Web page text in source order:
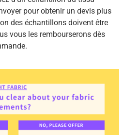
pour obtenir un devis plus
des échantillons doivent être
vous les rembourserons dès